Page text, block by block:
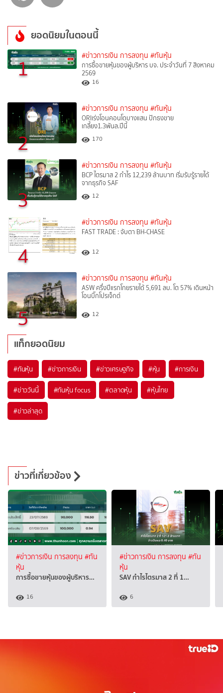
ยอดนิยมในตอนนี้
1 #ข่าวการเงิน การลงทุน #ทันหุ้น
การซื้อขายหุ้นของผู้บริหาร บจ. ประจำวันที่ 7 สิงหาคม
2569
16
2
#ข่าวการเงิน การลงทุน #ทันหุ้น
ORIเร่งโอนคอนโดบางแสน ปักธงขาย
เกลี้ยง1.3พันล.ปีนี้
170
3
#ข่าวการเงิน การลงทุน #ทันหุ้น
BCP ไตรมาส 2 กำไร 12,239 ล้านบาท เริ่มรับรู้รายได้
จากธุรกิจ SAF
12
4
#ข่าวการเงิน การลงทุน #ทันหุ้น
FAST TRADE : จับตา BH-CHASE
12
5
#ข่าวการเงิน การลงทุน #ทันหุ้น
ASW ครึ่งปีแรกโกยรายได้ 5,691 ลบ. โต 57% เดินหน้า
โอนบิ๊กโปรเจ็กต์
12
แท็กยอดนิยม
#ทันหุ้น #ข่าวการเงิน #ข่าวเศรษฐกิจ #หุ้น #การเงิน
#ข่าววันนี้ #ทันหุ้น focus #ตลาดหุ้น #หุ้นไทย
#ข่าวล่าสุด
ข่าวที่เกี่ยวข้อง
#ข่าวการเงิน การลงทุน #ทัน
หุ้น
การซื้อขายหุ้นของผู้บริหาร…
16
#ข่าวการเงิน การลงทุน #ทัน
หุ้น
SAV กำไรไตรมาส 2 ที่ 1…
6